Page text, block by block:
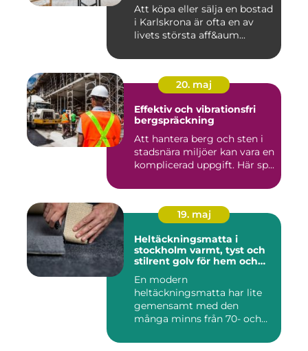
Att köpa eller sälja en bostad
i Karlskrona är ofta en av
livets största aff&aum...
20. maj
Effektiv och vibrationsfri
bergspräckning
Att hantera berg och sten i
stadsnära miljöer kan vara en
komplicerad uppgift. Här sp...
19. maj
Heltäckningsmatta i
stockholm varmt, tyst och
stilrent golv för hem och
En modern
heltäckningsmatta har lite
gemensamt med den
många minns från 70- och